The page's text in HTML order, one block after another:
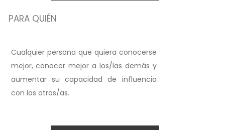
PARA QUIÉN
Cualquier persona que quiera conocerse
mejor, conocer mejor a los/las demás y
aumentar su capacidad de influencia
con los otros/as.